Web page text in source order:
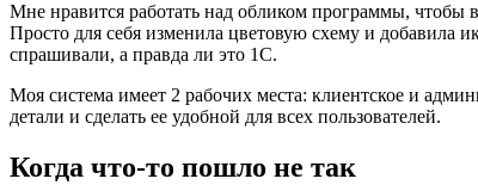
Мне нравится работать над обликом программы, чтобы
Просто для себя изменила цветовую схему и добавила
спрашивали, а правда ли это 1С.
Моя система имеет 2 рабочих места: клиентское и
детали и сделать ее удобной для всех пользователей.
Когда что-то пошло не так